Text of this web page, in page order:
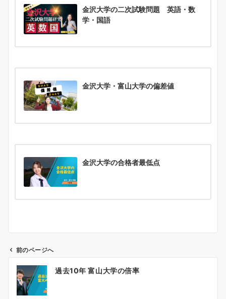
金沢大学の二次試験問題 英語・数
学・国語
金沢大学・富山大学の偏差値
金沢大学の合格者最低点
前のページへ
過去10年 富山大学の倍率